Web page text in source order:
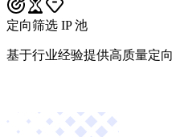
定向筛选 IP 池
基于行业经验提供高质量定